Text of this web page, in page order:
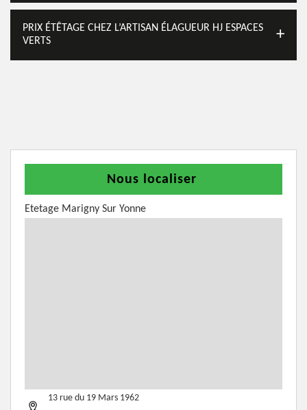
PRIX ÉTÊTAGE CHEZ L’ARTISAN ÉLAGUEUR HJ ESPACES
VERTS
Nous localiser
Etetage Marigny Sur Yonne
13 rue du 19 Mars 1962